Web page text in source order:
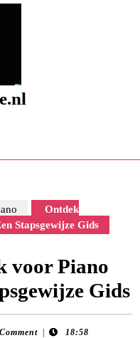
Ontdek
Stapsgewijze Gids
voor Piano
Gids
18:58